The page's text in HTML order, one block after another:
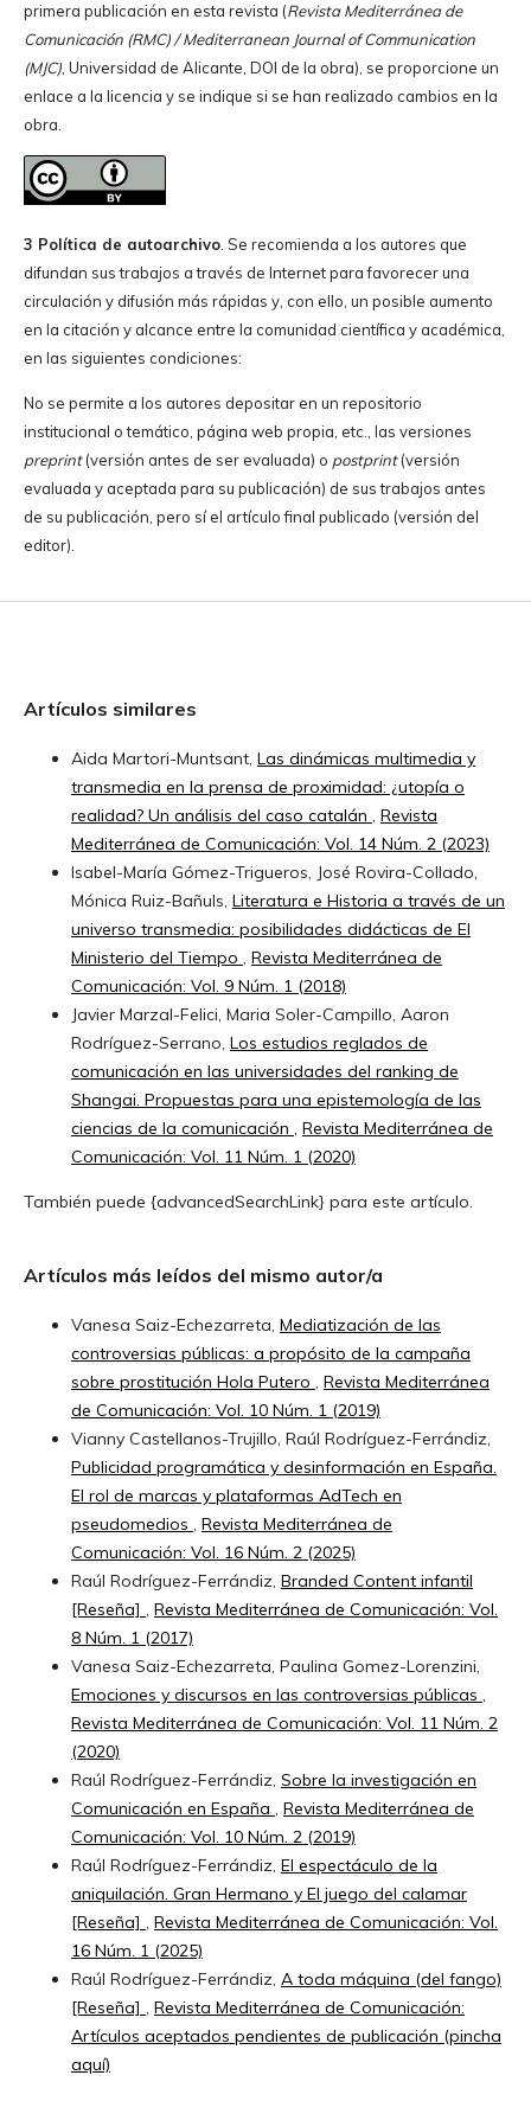
primera publicación en esta revista (Revista Mediterránea de
Comunicación (RMC) / Mediterranean Journal of Communication
(MJC), Universidad de Alicante, DOI de la obra), se proporcione un
enlace a la licencia y se indique si se han realizado cambios en la
obra.
3 Política de autoarchivo. Se recomienda a los autores que
difundan sus trabajos a través de Internet para favorecer una
circulación y difusión más rápidas y, con ello, un posible aumento
en la citación y alcance entre la comunidad científica y académica,
en las siguientes condiciones:
No se permite a los autores depositar en un repositorio
institucional o temático, página web propia, etc., las versiones
preprint(versión antes de ser evaluada) o postprint(versión
evaluada y aceptada para su publicación) de sus trabajos antes
de su publicación, pero sí el artículo final publicado (versión del
editor).
Artículos similares
Aida Martori-Muntsant, Las dinámicas multimedia y
transmedia en la prensa de proximidad: ¿utopía o
realidad? Un análisis del caso catalán
Revista
Mediterránea de Comunicación: Vol. 14 Núm. 2 (2023)
Isabel-María Gómez-Trigueros, José Rovira-Collado,
Mónica Ruiz-Bañuls, Literatura e Historia a través de un
universo transmedia: posibilidades didácticas de El
Ministerio del Tiempo
Revista Mediterránea de
Comunicación: Vol. 9 Núm. 1 (2018)
Javier Marzal-Felici, Maria Soler-Campillo, Aaron
Rodríguez-Serrano, Los estudios reglados de
comunicación en las universidades del ranking de
Shangai. Propuestas para una epistemología de las
ciencias de la comunicación
Revista Mediterránea de
Comunicación: Vol. 11 Núm. 1 (2020)
También puede {advancedSearchLink} para este artículo.
Artículos más leídos del mismo autor/a
Vanesa Saiz-Echezarreta, Mediatización de las
controversias públicas: a propósito de la campaña
sobre prostitución Hola Putero
Revista Mediterránea
de Comunicación: Vol. 10 Núm. 1 (2019)
Vianny Castellanos-Trujillo, Raúl Rodríguez-Ferrándiz,
Publicidad programática y desinformación en España.
El rol de marcas y plataformas AdTech en
pseudomedios
Revista Mediterránea de
Comunicación: Vol. 16 Núm. 2 (2025)
Raúl Rodríguez-Ferrándiz, Branded Content infantil
[Reseña]
Revista Mediterránea de Comunicación: Vol.
8 Núm. 1 (2017)
Vanesa Saiz-Echezarreta, Paulina Gomez-Lorenzini,
Emociones y discursos en las controversias públicas
Revista Mediterránea de Comunicación: Vol. 11 Núm. 2
(2020)
Raúl Rodríguez-Ferrándiz, Sobre la investigación en
Comunicación en España
Revista Mediterránea de
Comunicación: Vol. 10 Núm. 2 (2019)
Raúl Rodríguez-Ferrándiz, El espectáculo de la
aniquilación. Gran Hermano y El juego del calamar
[Reseña]
Revista Mediterránea de Comunicación: Vol.
16 Núm. 1 (2025)
Raúl Rodríguez-Ferrándiz, A toda máquina (del fango)
[Reseña]
Revista Mediterránea de Comunicación:
Artículos aceptados pendientes de publicación (pincha
aquí)